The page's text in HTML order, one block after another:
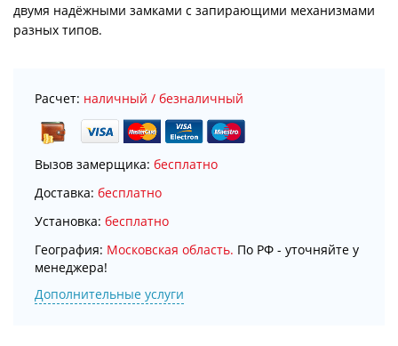
двумя надёжными замками с запирающими механизмами
разных типов.
Расчет: наличный / безналичный
Вызов замерщика: бесплатно
Доставка: бесплатно
Установка: бесплатно
География: Московская область. По РФ - уточняйте у
менеджера!
Дополнительные услуги